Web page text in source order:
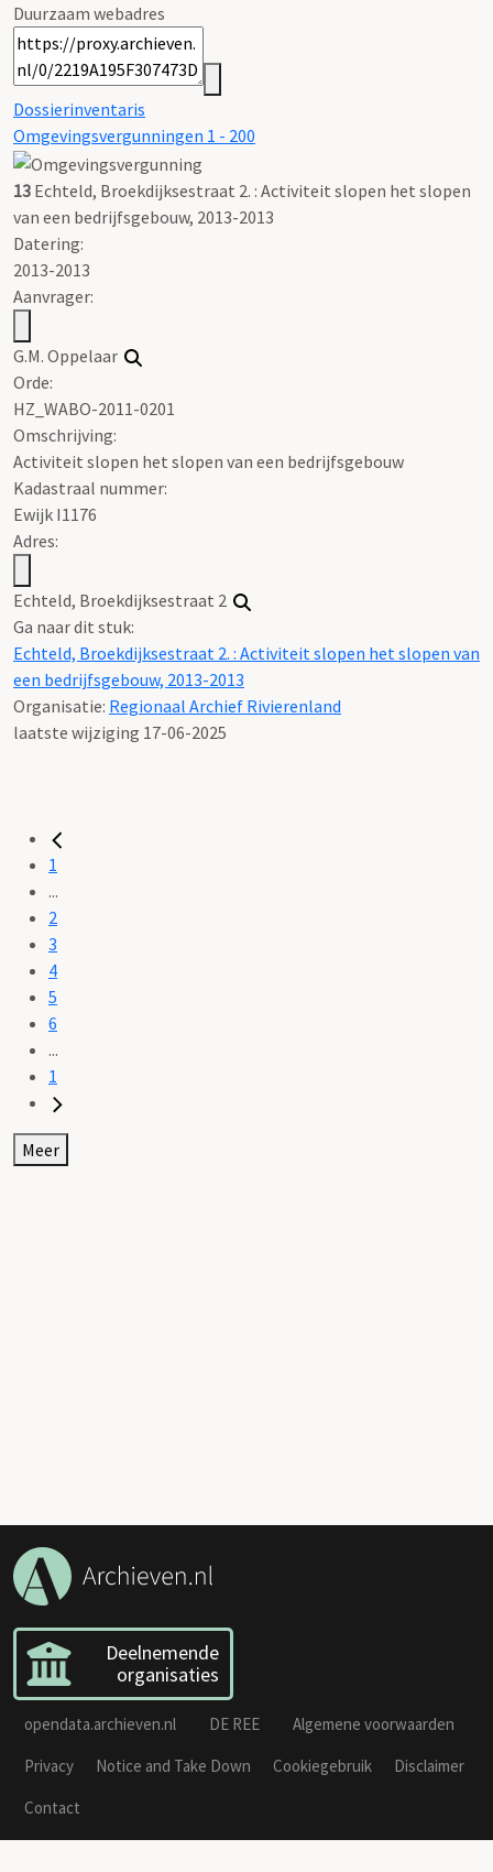
Duurzaam webadres
Dossierinventaris
Omgevingsvergunningen 1 - 200
13 Echteld, Broekdijksestraat 2. : Activiteit slopen het slopen
van een bedrijfsgebouw, 2013-2013
Datering:
2013-2013
Aanvrager:
G.M. Oppelaar
Orde:
HZ_WABO-2011-0201
Omschrijving:
Activiteit slopen het slopen van een bedrijfsgebouw
Kadastraal nummer:
Ewijk I1176
Adres:
Echteld, Broekdijksestraat 2
Ga naar dit stuk:
Echteld, Broekdijksestraat 2. : Activiteit slopen het slopen van
een bedrijfsgebouw, 2013-2013
Organisatie: Regionaal Archief Rivierenland
laatste wijziging 17-06-2025
1
...
2
3
4
5
6
...
1
Meer
Deelnemende
organisaties
opendata.archieven.nl DE REE
Algemene voorwaarden
Privacy
Notice and Take Down Cookiegebruik
Disclaimer
Contact